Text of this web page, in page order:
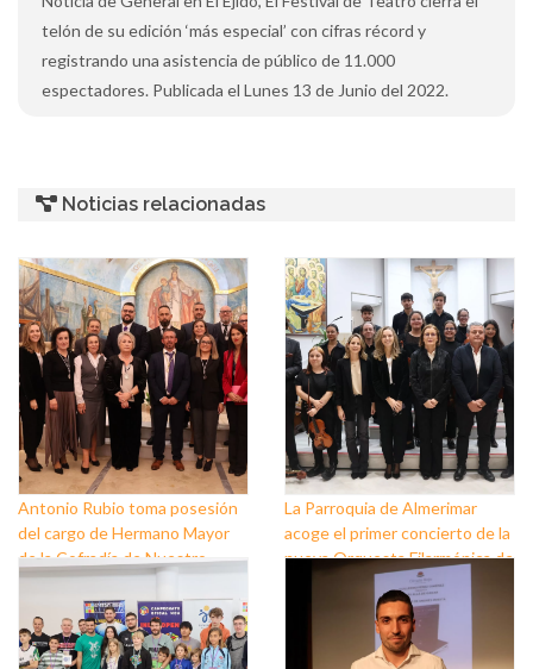
telón de su edición ‘más especial’ con cifras récord y
registrando una asistencia de público de 11.000
espectadores. Publicada el Lunes 13 de Junio del 2022.
Noticias relacionadas
Antonio Rubio toma posesión
del cargo de Hermano Mayor
de la Cofradía de Nuestro
Padre Jesús Nazareno y
Nuestra Señora de los Dolores
de Balerma
La Parroquia de Almerimar
acoge el primer concierto de la
nueva Orquesta Filarmónica de